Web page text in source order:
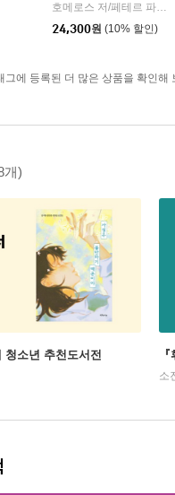
호메로스 저/페테르 파울 루벤스 그림/박문재 역
24,300원 (10% 할인)
그에 등록된 더 많은 상품을 확인해
개)
청소년 추천도서전
소